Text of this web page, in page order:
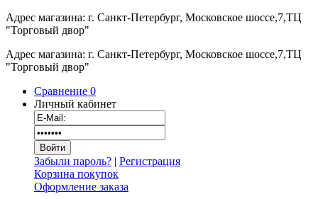
Адрес магазина: г. Санкт-Петербург, Московское шоссе,7,ТЦ
"Торговый двор"
Адрес магазина: г. Санкт-Петербург, Московское шоссе,7,ТЦ
"Торговый двор"
Сравнение 0
Личный кабинет
Забыли пароль? | Регистрация
Корзина покупок
Оформление заказа